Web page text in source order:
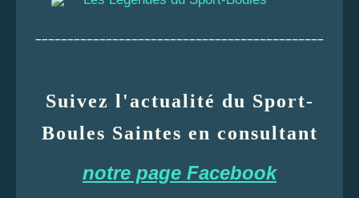
Suivez l'actualité du Sport-
Boules Saintes en consultant
notre page Facebook